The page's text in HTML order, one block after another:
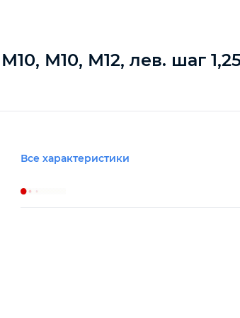
М10, М12, лев. шаг
Все характеристики